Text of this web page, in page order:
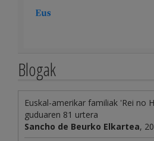
Blogak
Euskal-amerikar familiak 'Rei no
guduaren 81 urtera
Sancho de Beurko Elkartea,